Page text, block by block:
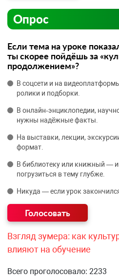
Опрос
Если тема на уроке
ты скорее пойдёшь за
продолжением»?
В соцсети и на
ролики и подборки.
В онлайн‑энциклопедии,
нужны надёжные факты.
На выставки, лекции,
формат.
В библиотеку или книжный —
погрузиться в тему глубже.
Никуда — если урок
Взгляд зумера: как
влияют на обучение
Всего проголосовало: 2233